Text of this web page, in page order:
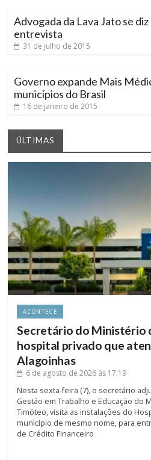
Advogada da Lava Jato se
entrevista
31 de julho de 2015
Governo expande Mais
municípios do Brasil
16 de janeiro de 2015
ÚLTIMAS
ACONTECE
Secretário do Ministério
hospital privado que
Alagoinhas
6 de agosto de 2026 às 17:19
Nesta sexta-feira (7), o secretário
Gestão em Trabalho e Educação do
Timóteo, visita as instalações do
município de mesmo nome, para
de Crédito Financeiro